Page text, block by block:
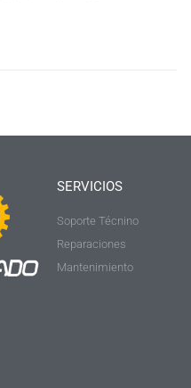
SERVICIOS
Soporte Técnino
Reparaciones
Mantenimiento